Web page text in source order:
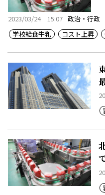
2023/03/24 15:07 政治・行政
学校給食牛乳
コスト上昇